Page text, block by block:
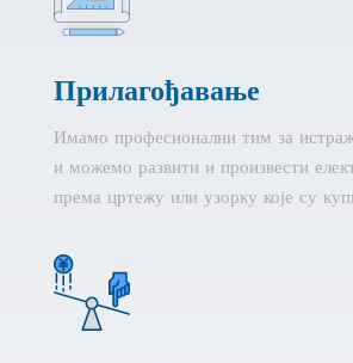
Прилагођавање
Имамо професионални тим за
и можемо развити и произвести
према цртежу или узорку које су